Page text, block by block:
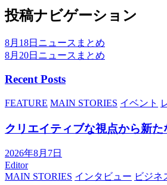
投稿ナビゲーション
8月18日ニュースまとめ
8月20日ニュースまとめ
Recent Posts
FEATURE MAIN STORIES イベント
クリエイティブな視点から新
2026年8月7日
Editor
MAIN STORIES インタビュー ビジネ